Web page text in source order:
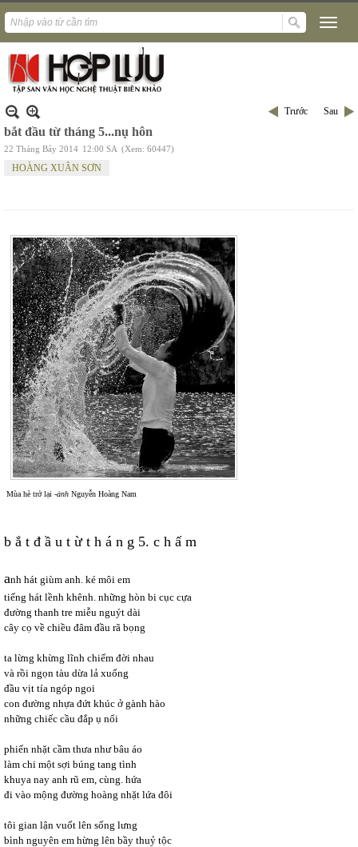
Trước Sau
bắt đầu từ tháng 5...nụ hôn
22 Tháng Bảy 2014 12:00 SA (Xem: 60447)
HOÀNG XUÂN SƠN
Mùa hè trở lại -ảnh Nguyễn Hoàng Nam
b ắ t đ ầ u t ừ t h á n g 5. c h ấ m
anh hát giùm anh. ké môi em
tiếng hát lềnh khênh. những hòn bi cục cựa
đường thanh tre miễu nguýt dài
cây cọ về chiều đâm đầu rã bọng
ta lừng khừng lĩnh chiếm đời nhau
và rồi ngọn tàu dừa lả xuống
đầu vịt tía ngóp ngoi
con đường nhựa đứt khúc ở gành hào
những chiếc cầu đắp ụ nổi
phiến nhặt cầm thưa như bâu áo
làm chi một sợi búng tang tình
khuya nay anh rũ em, cùng. hứa
đi vào mộng đường hoàng nhặt lứa đôi
tôi gian lận vuốt lên sống lưng
bình nguyên em hừng lên bầy thuỷ tộc